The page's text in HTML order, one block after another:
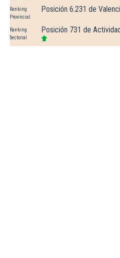
Ranking
Provincial
Posición 6.231 de
Ranking
Sectorial
Posición 731 de